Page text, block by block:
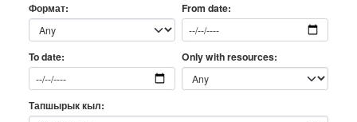
Формат From date
To date Only with resources
Тапшырык кыл